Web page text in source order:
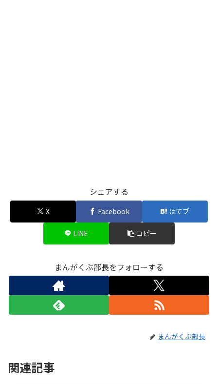
シェアする
X Facebook はてブ
LINE コピー
まんがくぶ部長をフォローする
まんがくぶ部長
関連記事